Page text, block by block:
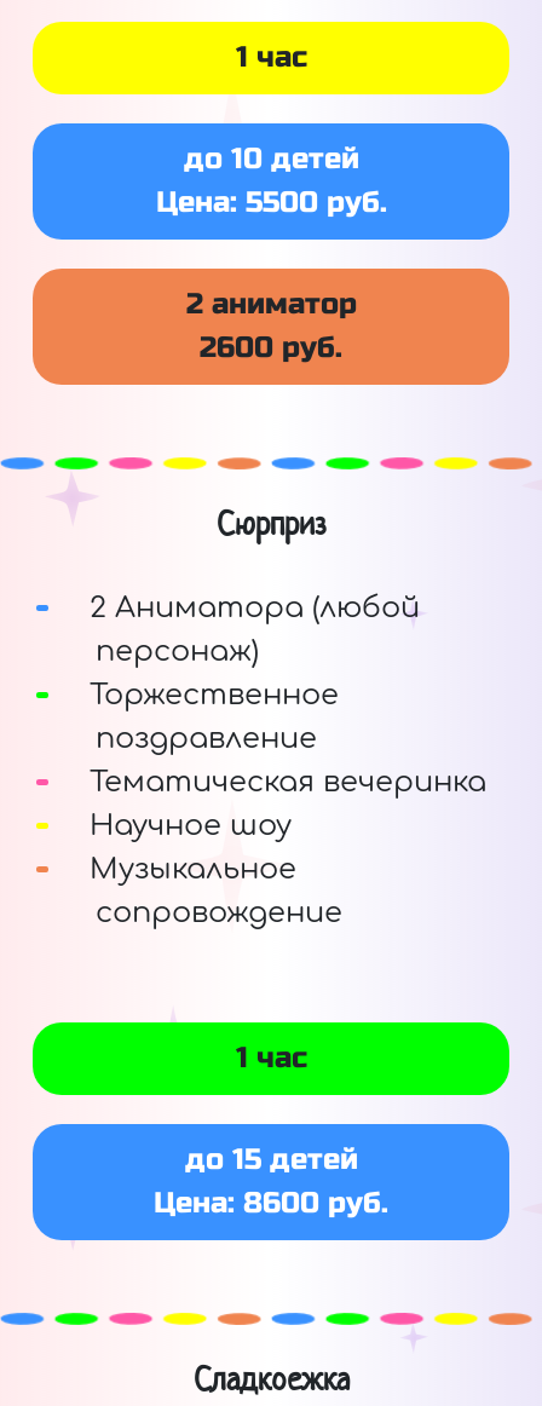
1 час
до 10 детей
Цена: 5500 руб.
2 аниматор
2600 руб.
Сюрприз
2 Аниматора (любой
персонаж)
Торжественное
поздравление
Тематическая вечеринка
Научное шоу
Музыкальное
сопровождение
1 час
до 15 детей
Цена: 8600 руб.
Сладкоежка